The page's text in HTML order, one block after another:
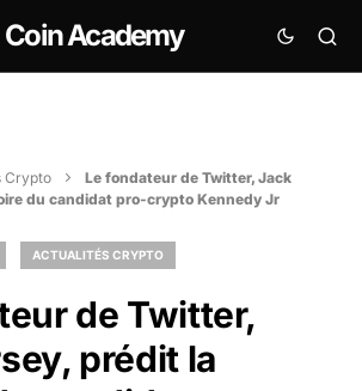
Coin Academy
Crypto
Le fondateur de Twitter, Jack
du candidat pro-crypto Kennedy Jr
ACTUALITÉS CRYPTO
de Twitter,
prédit la